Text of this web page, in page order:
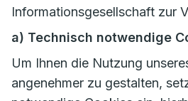
Informationsgesellschaft zur
a) Technisch notwendige
Um Ihnen die Nutzung
angenehmer zu gestalten,